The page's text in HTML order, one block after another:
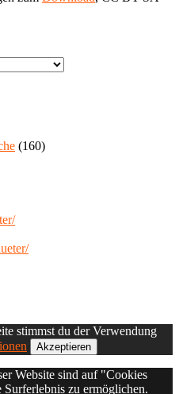
(160)
stimmst du der Verwendung
Akzeptieren
Website sind auf "Cookies
Surferlebnis zu ermöglichen.